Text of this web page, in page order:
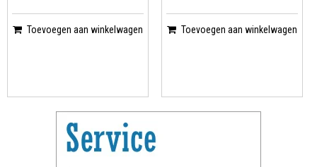
Toevoegen aan winkelwagen Toevoegen aan winkelwagen